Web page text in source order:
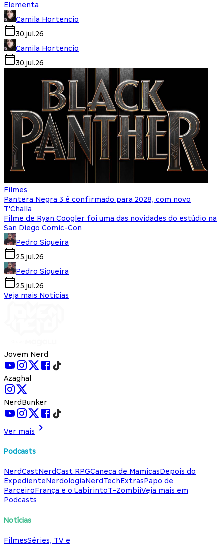
Elementa
Camila Hortencio
30.jul.26
Camila Hortencio
30.jul.26
Filmes
Pantera Negra 3 é confirmado para 2028, com novo
T'Challa
Filme de Ryan Coogler foi uma das novidades do estúdio na
San Diego Comic-Con
Pedro Siqueira
25.jul.26
Pedro Siqueira
25.jul.26
Veja mais Notícias
Jovem Nerd
Azaghal
NerdBunker
Ver mais
Podcasts
NerdCastNerdCast RPGCaneca de MamicasDepois do
ExpedienteNerdologiaNerdTechExtrasPapo de
ParceiroFrança e o LabirintoT-ZombiiVeja mais em
Podcasts
Notícias
FilmesSéries, TV e